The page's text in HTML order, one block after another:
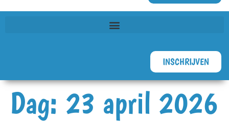
INSCHRIJVEN
Dag: 23 april 2026